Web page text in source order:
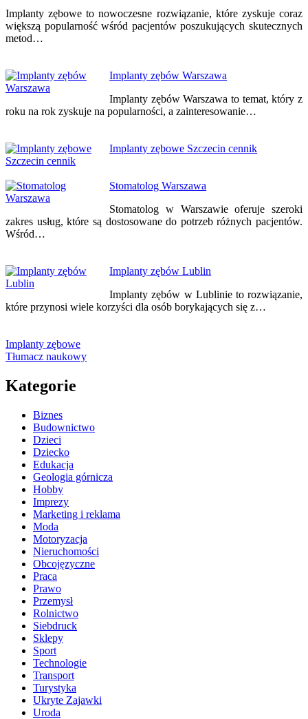
Implanty zębowe to nowoczesne rozwiązanie, które zyskuje coraz
większą popularność wśród pacjentów poszukujących skutecznych
metod…
Implanty zębów Warszawa
Implanty zębów Warszawa to temat, który z
roku na rok zyskuje na popularności, a zainteresowanie…
Implanty zębowe Szczecin cennik
Stomatolog Warszawa
Stomatolog w Warszawie oferuje szeroki
zakres usług, które są dostosowane do potrzeb różnych pacjentów.
Wśród…
Implanty zębów Lublin
Implanty zębów w Lublinie to rozwiązanie,
które przynosi wiele korzyści dla osób borykających się z…
wpisu
Implanty zębowe
Tłumacz naukowy
Kategorie
Biznes
Budownictwo
Dzieci
Dziecko
Edukacja
Geologia górnicza
Hobby
Imprezy
Marketing i reklama
Moda
Motoryzacja
Nieruchomości
Obcojęzyczne
Praca
Prawo
Przemysł
Rolnictwo
Siebdruck
Sklepy
Sport
Technologie
Transport
Turystyka
Ukryte Zajawki
Uroda